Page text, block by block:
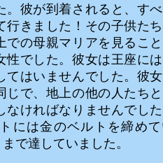
。彼が到着されると、す
行きました！その子供た
での母親マリアを見るこ
性でした。彼女は王座に
てはいませんでした。彼
じで、地上の他の人たち
なければなりませんでし
には金のベルトを締め
で達していました。